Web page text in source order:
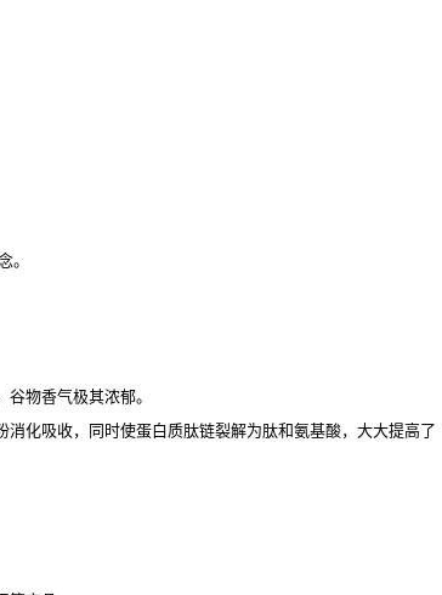
。
物香气极其浓郁。
化吸收，同时使蛋白质肽链裂解为肽和氨基酸，大大提高了